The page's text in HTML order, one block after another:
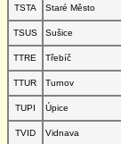
TSTA
Staré Město
TSUS
Sušice
TTRE
Třebíč
TTUR
Turnov
TUPI
Úpice
TVID
Vidnava